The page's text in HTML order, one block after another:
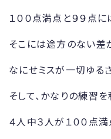
１００点満点と９９点
そこには途方のない差
なにせミスが一切ゆる
そして、かなりの練習
４人中３人が１００点満